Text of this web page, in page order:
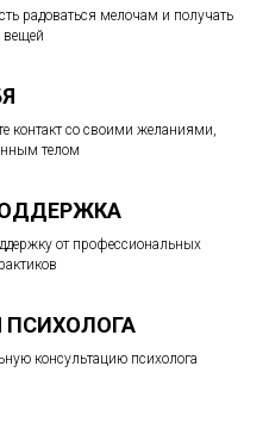
радоваться мелочам и получать
вещей
контакт со своими желаниями,
телом
от профессиональных
ПСИХОЛОГА
консультацию психолога